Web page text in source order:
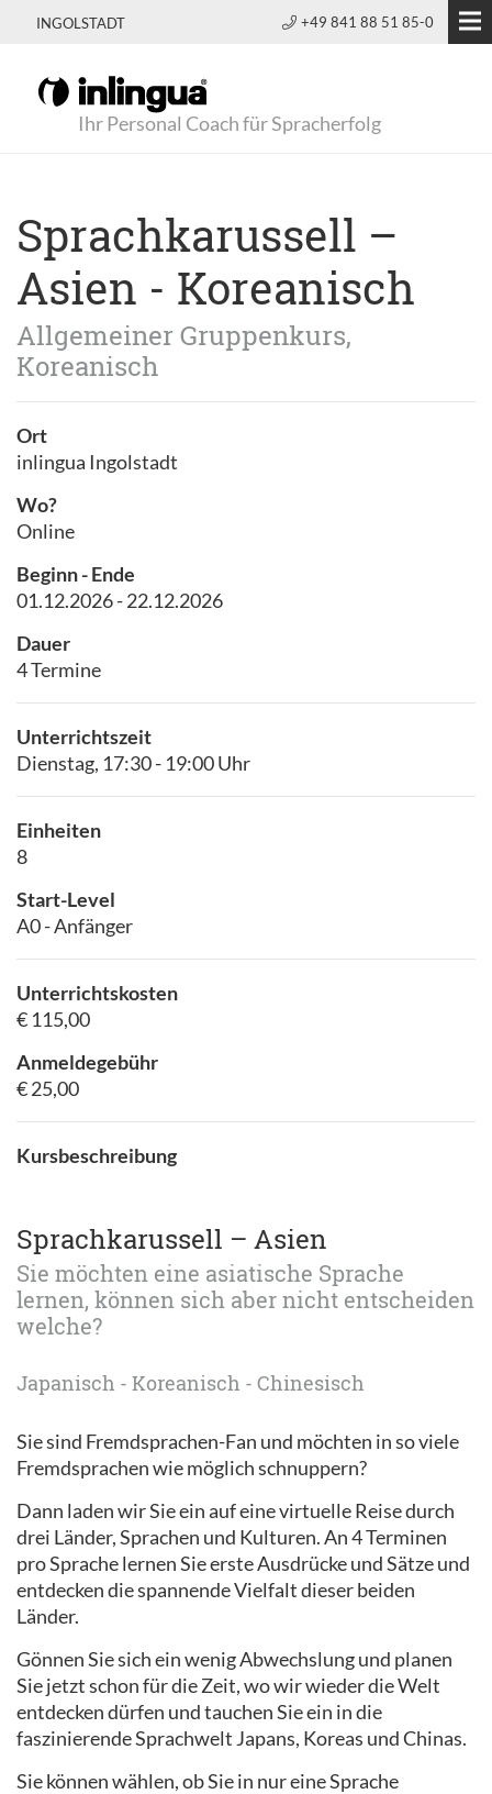
INGOLSTADT +49 841 88 51 85-0
Ihr Personal Coach für Spracherfolg
Sprachkarussell –
Asien - Koreanisch
Allgemeiner Gruppenkurs,
Koreanisch
Ort
inlingua Ingolstadt
Wo?
Online
Beginn - Ende
01.12.2026 - 22.12.2026
Dauer
4 Termine
Unterrichtszeit
Dienstag, 17:30 - 19:00 Uhr
Einheiten
8
Start-Level
A0 - Anfänger
Kursbeschreibung
Sprachkarussell – Asien
Sie möchten eine asiatische Sprache
lernen, können sich aber nicht entscheiden
welche?
Japanisch - Koreanisch - Chinesisch
Sie sind Fremdsprachen-Fan und möchten in so viele
Fremdsprachen wie möglich schnuppern?
Dann laden wir Sie ein auf eine virtuelle Reise durch
drei Länder, Sprachen und Kulturen. An 4 Terminen
pro Sprache lernen Sie erste Ausdrücke und Sätze und
entdecken die spannende Vielfalt dieser beiden
Länder.
Gönnen Sie sich ein wenig Abwechslung und planen
Sie jetzt schon für die Zeit, wo wir wieder die Welt
entdecken dürfen und tauchen Sie ein in die
faszinierende Sprachwelt Japans, Koreas und Chinas.
Sie können wählen, ob Sie in nur eine Sprache
Unterrichtskosten
€ 115,00
Anmeldegebühr
€ 25,00